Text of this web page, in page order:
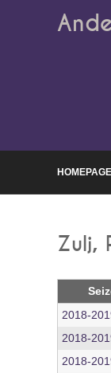
HOMEPAGE
Zulj,